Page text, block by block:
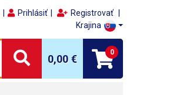
Prihlásiť
Registrovať
Krajina
0,00 €
0